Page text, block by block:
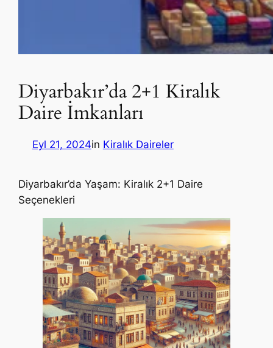
Diyarbakır’da 2+1 Kiralık
Daire İmkanları
Eyl 21, 2024in Kiralık Daireler
Diyarbakır’da Yaşam: Kiralık 2+1 Daire
Seçenekleri